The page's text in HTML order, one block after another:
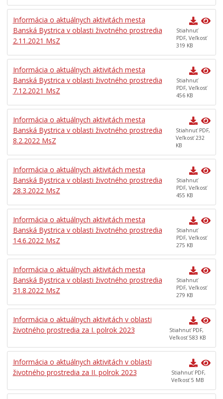
Chov spoločenských zvierat
Turistické informačné centrum
3D model mesta Banská Bystrica
Gisplan mesta Banská Bystrica
Mestská hromadná doprava
Ankety
Odkaz pre starostu
WiFi mesta
Služba pre nepočujúcich
Zelené sídliská
Plážové kúpalisko
Informácia o aktuálnych aktivitách mesta
Banská Bystrica v oblasti životného prostredia
2.11.2021 MsZ
Stiahnuť
PDF, Veľkosť
319 KB
Informácia o aktuálnych aktivitách mesta
Banská Bystrica v oblasti životného prostredia
7.12.2021 MsZ
Stiahnuť
PDF, Veľkosť
456 KB
Informácia o aktuálnych aktivitách mesta
Banská Bystrica v oblasti životného prostredia
8.2.2022 MsZ
Stiahnuť PDF,
Veľkosť 232
KB
Informácia o aktuálnych aktivitách mesta
Banská Bystrica v oblasti životného prostredia
28.3.2022 MsZ
Stiahnuť
PDF, Veľkosť
455 KB
Informácia o aktuálnych aktivitách mesta
Banská Bystrica v oblasti životného prostredia
14.6.2022 MsZ
Stiahnuť
PDF, Veľkosť
275 KB
Informácia o aktuálnych aktivitách mesta
Banská Bystrica v oblasti životného prostredia
31.8.2022 MsZ
Stiahnuť
PDF, Veľkosť
279 KB
Informácia o aktuálnych aktivitách v oblasti
životného prostredia za I. polrok 2023
Stiahnuť PDF,
Veľkosť 583 KB
Informácia o aktuálnych aktivitách v oblasti
životného prostredia za II. polrok 2023
Stiahnuť PDF,
Veľkosť 5 MB